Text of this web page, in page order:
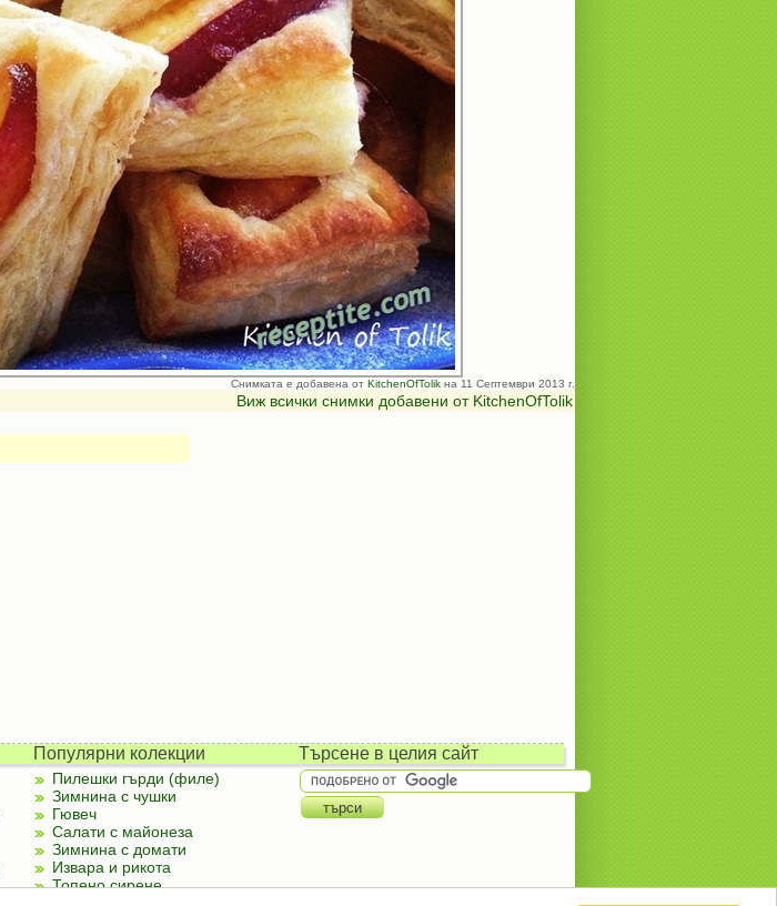
Снимката е добавена от KitchenOfTolik на 11 Септември 2013 г.
Виж всички снимки добавени от KitchenOfTolik
Популярни колекции
Пилешки гърди (филе)
Зимнина с чушки
Гювеч
Салати с майонеза
Зимнина с домати
Извара и рикота
Топено сирене
Търсене в целия сайт